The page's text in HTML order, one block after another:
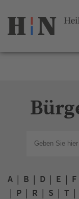
A | B | D | E | F
| P | R | S | T |